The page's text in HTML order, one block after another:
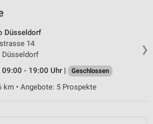
❯
Düsseldorf
14
Düsseldorf
09:00 - 19:00 Uhr |
Geschlossen
km • Angebote: 5 Prospekte